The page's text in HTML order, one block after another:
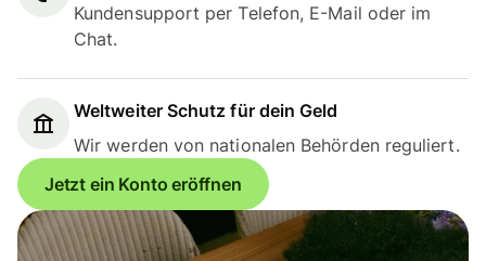
Kundensupport per Telefon, E-Mail oder im
Chat.
Weltweiter Schutz für dein Geld
Wir werden von nationalen Behörden reguliert.
Jetzt ein Konto eröffnen